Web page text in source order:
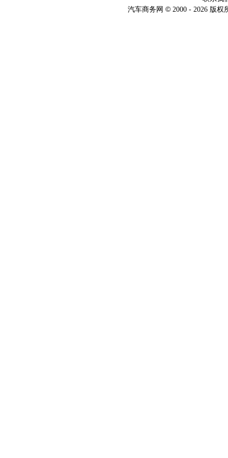
汽车商务网 © 2000 - 2026 版权